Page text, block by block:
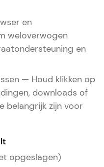
en
weloverwogen
en
— Houd klikken op
downloads of
belangrijk zijn voor
opgeslagen)